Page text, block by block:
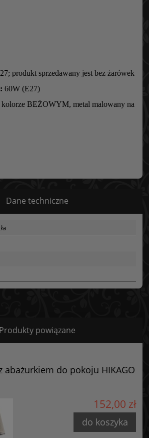
produkt sprzedawany jest bez żarówek
60W (E27)
kolorze BEŻOWYM, metal malowany na
Dane techniczne
bezpieczeństwa
Produkty powiązane
abażurkiem do pokoju HIKAGO
152,00 zł
do koszyka